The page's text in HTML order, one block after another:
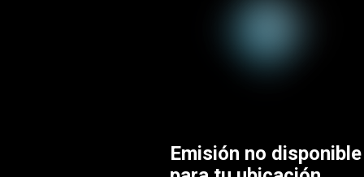
Emisión no disponible